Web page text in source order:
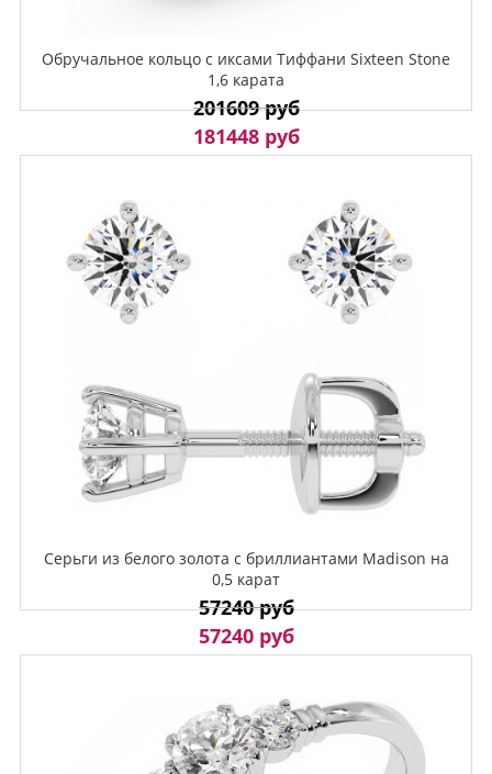
Обручальное кольцо с иксами Тиффани Sixteen Stone
1,6 карата
201609 руб
181448 руб
Серьги из белого золота с бриллиантами Madison на
0,5 карат
57240 руб
57240 руб